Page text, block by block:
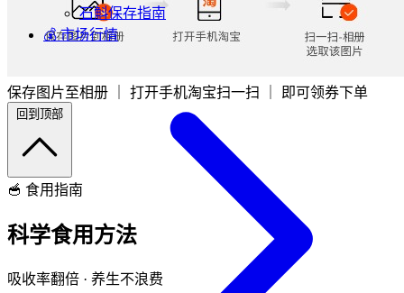
石斛保存指南
💰 市场行情
保存图片至相册 ｜ 打开手机淘宝扫一扫 ｜ 即可领券下单
回到顶部
🥣 食用指南
科学食用方法
吸收率翻倍 · 养生不浪费